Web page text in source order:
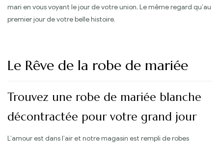
mari en vous voyant le jour de votre union. Le même regard qu’au
premier jour de votre belle histoire.
Le Rêve de la robe de mariée
Trouvez une robe de mariée blanche
décontractée pour votre grand jour
L’amour est dans l’air et notre magasin est rempli de robes